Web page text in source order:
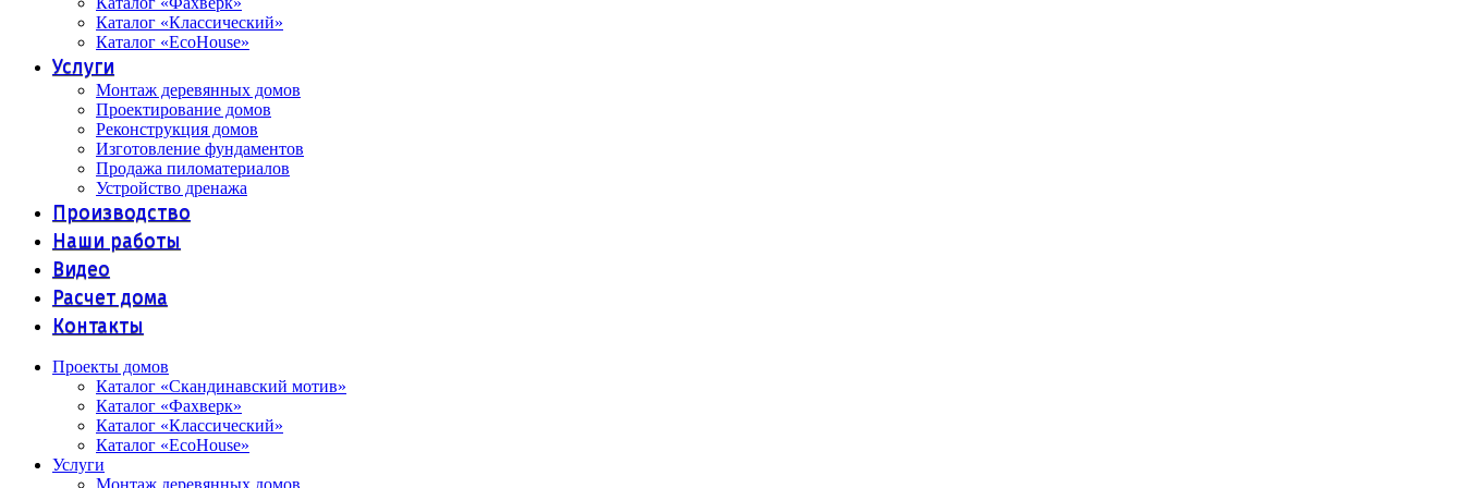
Каталог «Классический»
Каталог «EcoHouse»
Услуги
Монтаж деревянных домов
Проектирование домов
Реконструкция домов
Изготовление фундаментов
Продажа пиломатериалов
Устройство дренажа
Производство
Наши работы
Видео
Расчет дома
Контакты
Проекты домов
Каталог «Скандинавский мотив»
Каталог «Фахверк»
Каталог «Классический»
Каталог «EcoHouse»
Услуги
Монтаж деревянных домов